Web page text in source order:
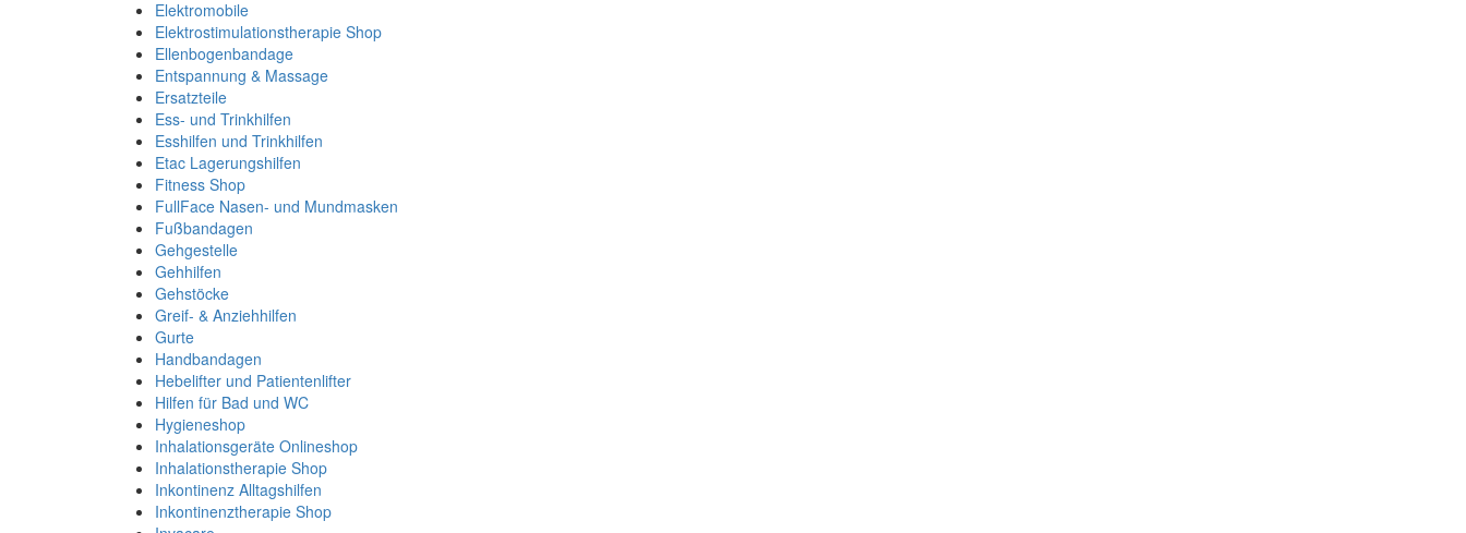
Elektromobile
Elektrostimulationstherapie Shop
Ellenbogenbandage
Entspannung & Massage
Ersatzteile
Ess- und Trinkhilfen
Esshilfen und Trinkhilfen
Etac Lagerungshilfen
Fitness Shop
FullFace Nasen- und Mundmasken
Fußbandagen
Gehgestelle
Gehhilfen
Gehstöcke
Greif- & Anziehhilfen
Gurte
Handbandagen
Hebelifter und Patientenlifter
Hilfen für Bad und WC
Hygieneshop
Inhalationsgeräte Onlineshop
Inhalationstherapie Shop
Inkontinenz Alltagshilfen
Inkontinenztherapie Shop